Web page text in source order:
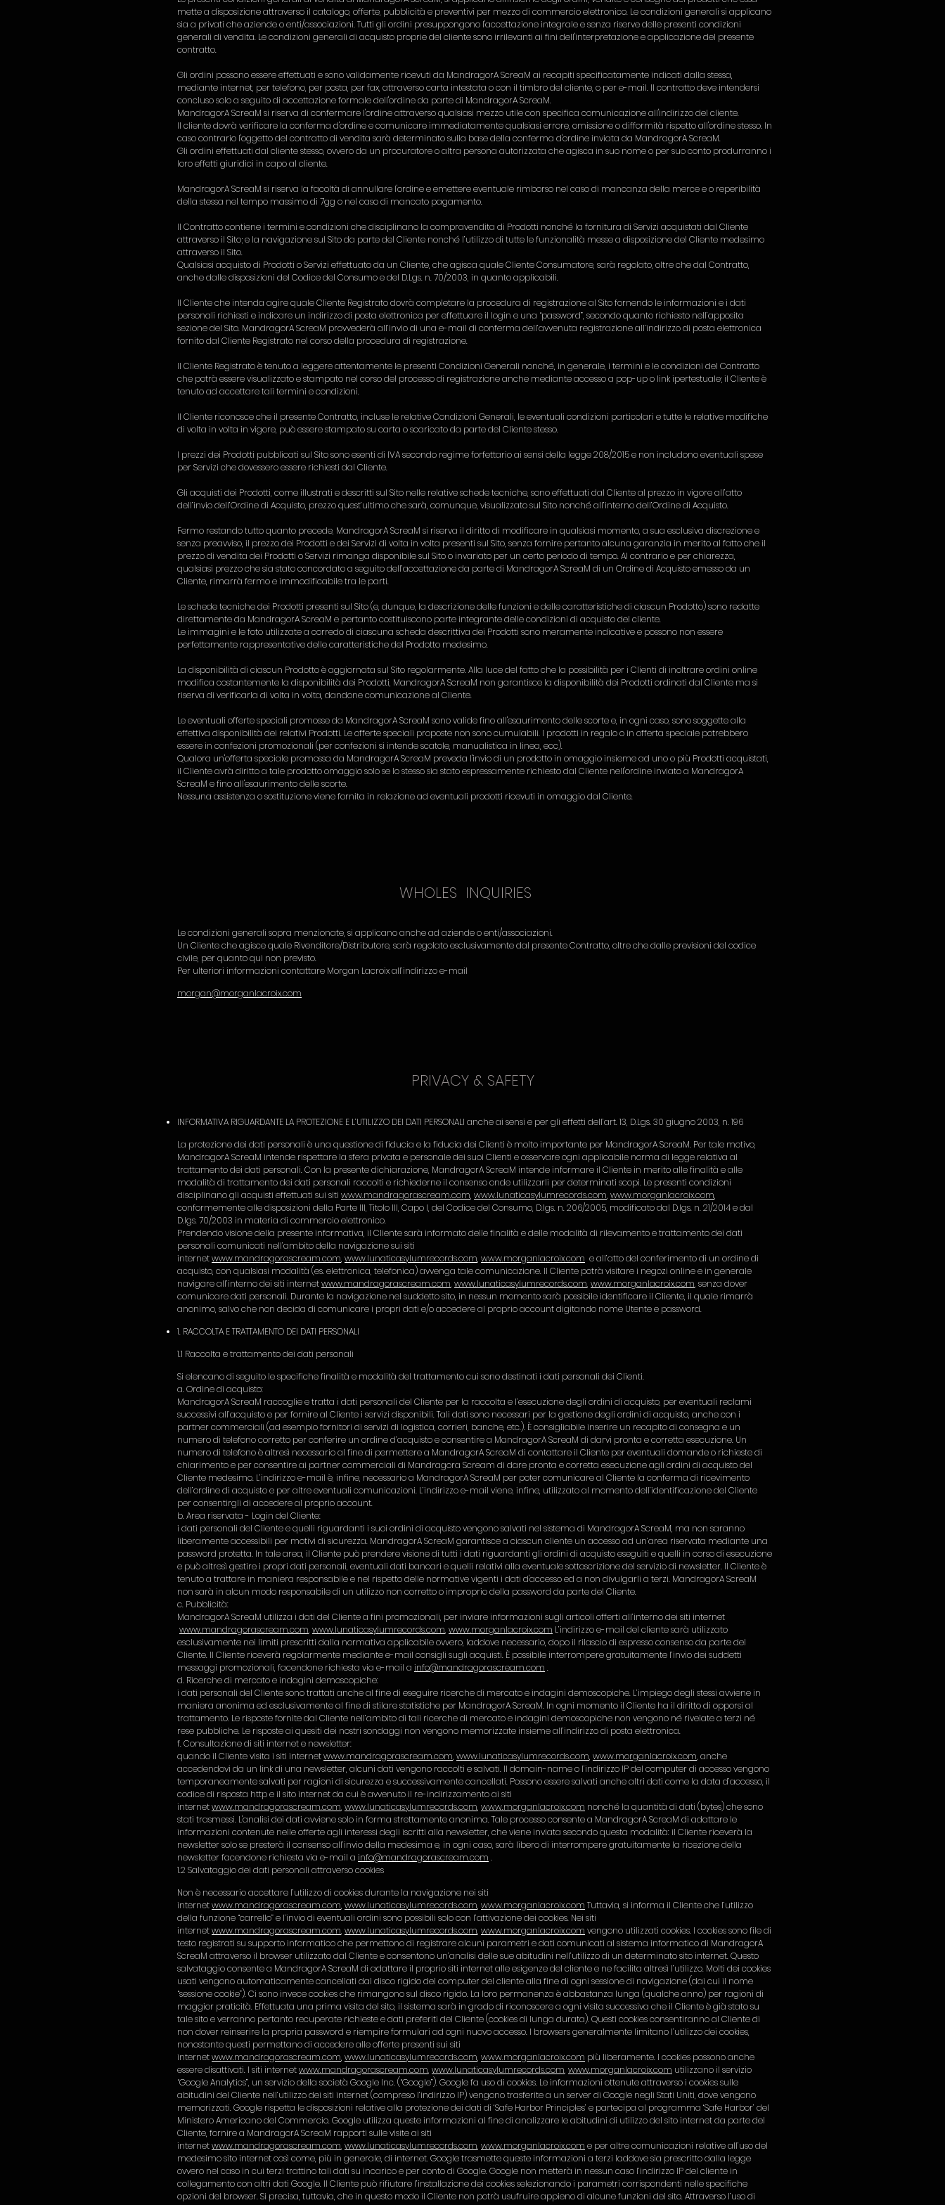
mette a disposizione attraverso il catalogo, offerte, pubblicità e preventivi per mezzo di commercio elettronico. Le condizioni generali si applicano
sia a privati che aziende o enti/associazioni. Tutti gli ordini presuppongono l'accettazione integrale e senza riserve delle presenti condizioni
generali di vendita. Le condizioni generali di acquisto proprie del cliente sono irrilevanti ai fini dell'interpretazione e applicazione del presente
contratto.
Gli ordini possono essere effettuati e sono validamente ricevuti da MandragorA ScreaM ai recapiti specificatamente indicati dalla stessa,
mediante internet, per telefono, per posta, per fax, attraverso carta intestata o con il timbro del cliente, o per e-mail. Il contratto deve intendersi
concluso solo a seguito di accettazione formale dell'ordine da parte di MandragorA ScreaM.
MandragorA ScreaM si riserva di confermare l'ordine attraverso qualsiasi mezzo utile con specifica comunicazione all'indirizzo del cliente.
Il cliente dovrà verificare la conferma d'ordine e comunicare immediatamente qualsiasi errore, omissione o difformità rispetto all'ordine stesso. In
caso contrario l'oggetto del contratto di vendita sarà determinato sulla base della conferma d'ordine inviata da MandragorA ScreaM.
Gli ordini effettuati dal cliente stesso, ovvero da un procuratore o altra persona autorizzata che agisca in suo nome o per suo conto produrranno i
loro effetti giuridici in capo al cliente.
MandragorA ScreaM si riserva la facoltà di annullare l'ordine e emettere eventuale rimborso nel caso di mancanza della merce e o reperibilità
della stessa nel tempo massimo di 7gg o nel caso di mancato pagamento.
Il Contratto contiene i termini e condizioni che disciplinano la compravendita di Prodotti nonché la fornitura di Servizi acquistati dal Cliente
attraverso il Sito; e la navigazione sul Sito da parte del Cliente nonché l’utilizzo di tutte le funzionalità messe a disposizione del Cliente medesimo
attraverso il Sito.
Qualsiasi acquisto di Prodotti o Servizi effettuato da un Cliente, che agisca quale Cliente Consumatore, sarà regolato, oltre che dal Contratto,
anche dalle disposizioni del Codice del Consumo e del D.Lgs. n. 70/2003, in quanto applicabili.
Il Cliente che intenda agire quale Cliente Registrato dovrà completare la procedura di registrazione al Sito fornendo le informazioni e i dati
personali richiesti e indicare un indirizzo di posta elettronica per effettuare il login e una “password”, secondo quanto richiesto nell’apposita
sezione del Sito. MandragorA ScreaM provvederà all’invio di una e-mail di conferma dell’avvenuta registrazione all’indirizzo di posta elettronica
fornito dal Cliente Registrato nel corso della procedura di registrazione.
Il Cliente Registrato è tenuto a leggere attentamente le presenti Condizioni Generali nonché, in generale, i termini e le condizioni del Contratto
che potrà essere visualizzato e stampato nel corso del processo di registrazione anche mediante accesso a pop-up o link ipertestuale; il Cliente è
tenuto ad accettare tali termini e condizioni.
Il Cliente riconosce che il presente Contratto, incluse le relative Condizioni Generali, le eventuali condizioni particolari e tutte le relative modifiche
di volta in volta in vigore, può essere stampato su carta o scaricato da parte del Cliente stesso.
I prezzi dei Prodotti pubblicati sul Sito sono esenti di IVA secondo regime forfettario ai sensi della legge 208/2015 e non includono eventuali spese
per Servizi che dovessero essere richiesti dal Cliente.
Gli acquisti dei Prodotti, come illustrati e descritti sul Sito nelle relative schede tecniche, sono effettuati dal Cliente al prezzo in vigore all’atto
dell’invio dell’Ordine di Acquisto, prezzo quest’ultimo che sarà, comunque, visualizzato sul Sito nonché all’interno dell’Ordine di Acquisto.
Fermo restando tutto quanto precede, MandragorA ScreaM si riserva il diritto di modificare in qualsiasi momento, a sua esclusiva discrezione e
senza preavviso, il prezzo dei Prodotti e dei Servizi di volta in volta presenti sul Sito, senza fornire pertanto alcuna garanzia in merito al fatto che il
prezzo di vendita dei Prodotti o Servizi rimanga disponibile sul Sito o invariato per un certo periodo di tempo. Al contrario e per chiarezza,
qualsiasi prezzo che sia stato concordato a seguito dell’accettazione da parte di MandragorA ScreaM di un Ordine di Acquisto emesso da un
Cliente, rimarrà fermo e immodificabile tra le parti.
Le schede tecniche dei Prodotti presenti sul Sito (e, dunque, la descrizione delle funzioni e delle caratteristiche di ciascun Prodotto) sono redatte
direttamente da MandragorA ScreaM e pertanto costituiscono parte integrante delle condizioni di acquisto del cliente.
Le immagini e le foto utilizzate a corredo di ciascuna scheda descrittiva dei Prodotti sono meramente indicative e possono non essere
perfettamente rappresentative delle caratteristiche del Prodotto medesimo.
La disponibilità di ciascun Prodotto è aggiornata sul Sito regolarmente. Alla luce del fatto che la possibilità per i Clienti di inoltrare ordini online
modifica costantemente la disponibilità dei Prodotti, MandragorA ScreaM non garantisce la disponibilità dei Prodotti ordinati dal Cliente ma si
riserva di verificarla di volta in volta, dandone comunicazione al Cliente.
Le eventuali offerte speciali promosse da MandragorA ScreaM sono valide fino all'esaurimento delle scorte e, in ogni caso, sono soggette alla
effettiva disponibilità dei relativi Prodotti. Le offerte speciali proposte non sono cumulabili. I prodotti in regalo o in offerta speciale potrebbero
essere in confezioni promozionali (per confezioni si intende scatole, manualistica in linea, ecc).
Qualora un'offerta speciale promossa da MandragorA ScreaM preveda l'invio di un prodotto in omaggio insieme ad uno o più Prodotti acquistati,
il Cliente avrà diritto a tale prodotto omaggio solo se lo stesso sia stato espressamente richiesto dal Cliente nell'ordine inviato a MandragorA
ScreaM e fino all'esaurimento delle scorte.
Nessuna assistenza o sostituzione viene fornita in relazione ad eventuali prodotti ricevuti in omaggio dal Cliente.
WHOLES INQUIRIES
Le condizioni generali sopra menzionate, si applicano anche ad aziende o enti/associazioni.
Un Cliente che agisce quale Rivenditore/Distributore, sarà regolato esclusivamente dal presente Contratto, oltre che dalle previsioni del codice
civile, per quanto qui non previsto.
Per ulteriori informazioni contattare Morgan Lacroix all’indirizzo e-mail
morgan@morganlacroix.com
​PRIVACY & SAFETY​
INFORMATIVA RIGUARDANTE LA PROTEZIONE E L’UTILIZZO DEI DATI PERSONALI anche ai sensi e per gli effetti dell’art. 13, D.Lgs. 30 giugno 2003, n. 196
La protezione dei dati personali è una questione di fiducia e la fiducia dei Clienti è molto importante per MandragorA ScreaM. Per tale motivo,
MandragorA ScreaM intende rispettare la sfera privata e personale dei suoi Clienti e osservare ogni applicabile norma di legge relativa al
trattamento dei dati personali. Con la presente dichiarazione, MandragorA ScreaM intende informare il Cliente in merito alle finalità e alle
modalità di trattamento dei dati personali raccolti e richiederne il consenso onde utilizzarli per determinati scopi. Le presenti condizioni
disciplinano gli acquisti effettuati sui siti www.mandragorascream.com, www.lunaticasylumrecords.com, www.morganlacroix.com,
conformemente alle disposizioni della Parte III, Titolo III, Capo I, del Codice del Consumo, D.lgs. n. 206/2005, modificato dal D.lgs. n. 21/2014 e dal
D.lgs. 70/2003 in materia di commercio elettronico.
Prendendo visione della presente informativa, il Cliente sarà informato delle finalità e delle modalità di rilevamento e trattamento dei dati
personali comunicati nell’ambito della navigazione sui siti
internetwww.mandragorascream.com, www.lunaticasylumrecords.com, www.morganlacroix.com e all’atto del conferimento di un ordine di
acquisto, con qualsiasi modalità (es. elettronica, telefonica) avvenga tale comunicazione. Il Cliente potrà visitare i negozi online e in generale
navigare all’interno dei siti internetwww.mandragorascream.com, www.lunaticasylumrecords.com, www.morganlacroix.com, senza dover
comunicare dati personali. Durante la navigazione nel suddetto sito, in nessun momento sarà possibile identificare il Cliente, il quale rimarrà
anonimo, salvo che non decida di comunicare i propri dati e/o accedere al proprio account digitando nome Utente e password.
1. RACCOLTA E TRATTAMENTO DEI DATI PERSONALI
1.1 Raccolta e trattamento dei dati personali
Si elencano di seguito le specifiche finalità e modalità del trattamento cui sono destinati i dati personali dei Clienti.
a. Ordine di acquisto:
MandragorA ScreaM raccoglie e tratta i dati personali del Cliente per la raccolta e l’esecuzione degli ordini di acquisto, per eventuali reclami
successivi all’acquisto e per fornire al Cliente i servizi disponibili. Tali dati sono necessari per la gestione degli ordini di acquisto, anche con i
partner commerciali (ad esempio fornitori di servizi di logistica, corrieri, banche, etc.). È consigliabile inserire un recapito di consegna e un
numero di telefono corretto per conferire un ordine d’acquisto e consentire a MandragorA ScreaM di darvi pronta e corretta esecuzione. Un
numero di telefono è altresì necessario al fine di permettere a MandragorA ScreaM di contattare il Cliente per eventuali domande o richieste di
chiarimento e per consentire ai partner commerciali di Mandragora Scream di dare pronta e corretta esecuzione agli ordini di acquisto del
Cliente medesimo. L’indirizzo e-mail è, infine, necessario a MandragorA ScreaM per poter comunicare al Cliente la conferma di ricevimento
dell’ordine di acquisto e per altre eventuali comunicazioni. L’indirizzo e-mail viene, infine, utilizzato al momento dell’identificazione del Cliente
per consentirgli di accedere al proprio account.
b. Area riservata - Login del Cliente:
i dati personali del Cliente e quelli riguardanti i suoi ordini di acquisto vengono salvati nel sistema di MandragorA ScreaM, ma non saranno
liberamente accessibili per motivi di sicurezza. MandragorA ScreaM garantisce a ciascun cliente un accesso ad un’area riservata mediante una
password protetta. In tale area, il Cliente può prendere visione di tutti i dati riguardanti gli ordini di acquisto eseguiti e quelli in corso di esecuzione
e può altresì gestire i propri dati personali, eventuali dati bancari e quelli relativi alla eventuale sottoscrizione del servizio di newsletter. Il Cliente è
tenuto a trattare in maniera responsabile e nel rispetto delle normative vigenti i dati d'accesso ed a non divulgarli a terzi. MandragorA ScreaM
non sarà in alcun modo responsabile di un utilizzo non corretto o improprio della password da parte del Cliente.
c. Pubblicità:
MandragorA ScreaM utilizza i dati del Cliente a fini promozionali, per inviare informazioni sugli articoli offerti all’interno dei siti internet
www.mandragorascream.com, www.lunaticasylumrecords.com, www.morganlacroix.com L’indirizzo e-mail del cliente sarà utilizzato
esclusivamente nei limiti prescritti dalla normativa applicabile ovvero, laddove necessario, dopo il rilascio di espresso consenso da parte del
Cliente. Il Cliente riceverà regolarmente mediante e-mail consigli sugli acquisti. È possibile interrompere gratuitamente l’invio dei suddetti
messaggi promozionali, facendone richiesta via e-mail a info@mandragorascream.com .
d. Ricerche di mercato e indagini demoscopiche:
i dati personali del Cliente sono trattati anche al fine di eseguire ricerche di mercato e indagini demoscopiche. L’impiego degli stessi avviene in
maniera anonima ed esclusivamente al fine di stilare statistiche per MandragorA ScreaM. In ogni momento il Cliente ha il diritto di opporsi al
trattamento. Le risposte fornite dal Cliente nell’ambito di tali ricerche di mercato e indagini demoscopiche non vengono né rivelate a terzi né
rese pubbliche. Le risposte ai quesiti dei nostri sondaggi non vengono memorizzate insieme all’indirizzo di posta elettronica.
f. Consultazione di siti internet e newsletter:
quando il Cliente visita i siti internetwww.mandragorascream.com, www.lunaticasylumrecords.com, www.morganlacroix.com, anche
accedendovi da un link di una newsletter, alcuni dati vengono raccolti e salvati. Il domain-name o l’indirizzo IP del computer di accesso vengono
temporaneamente salvati per ragioni di sicurezza e successivamente cancellati. Possono essere salvati anche altri dati come la data d’accesso, il
codice di risposta http e il sito internet da cui è avvenuto il re-indirizzamento ai siti
internetwww.mandragorascream.com, www.lunaticasylumrecords.com, www.morganlacroix.com nonché la quantità di dati (bytes) che sono
stati trasmessi. L'analisi dei dati avviene solo in forma strettamente anonima. Tale processo consente a MandragorA ScreaM di adattare le
informazioni contenute nelle offerte agli interessi degli iscritti alla newsletter, che viene inviata secondo questa modalità: il Cliente riceverà la
newsletter solo se presterà il consenso all’invio della medesima e, in ogni caso, sarà libero di interrompere gratuitamente la ricezione della
newsletter facendone richiesta via e-mail a info@mandragorascream.com .
1.2 Salvataggio dei dati personali attraverso cookies
Non è necessario accettare l’utilizzo di cookies durante la navigazione nei siti
internetwww.mandragorascream.com, www.lunaticasylumrecords.com, www.morganlacroix.com Tuttavia, si informa il Cliente che l’utilizzo
della funzione “carrello” e l’invio di eventuali ordini sono possibili solo con l’attivazione dei cookies. Nei siti
internetwww.mandragorascream.com, www.lunaticasylumrecords.com, www.morganlacroix.com vengono utilizzati cookies. I cookies sono file di
testo registrati su supporto informatico che permettono di registrare alcuni parametri e dati comunicati al sistema informatico di MandragorA
ScreaM attraverso il browser utilizzato dal Cliente e consentono un’analisi delle sue abitudini nell’utilizzo di un determinato sito internet. Questo
salvataggio consente a MandragorA ScreaM di adattare il proprio siti internet alle esigenze del cliente e ne facilita altresì l’utilizzo. Molti dei cookies
usati vengono automaticamente cancellati dal disco rigido del computer del cliente alla fine di ogni sessione di navigazione (dai cui il nome
“sessione cookie”). Ci sono invece cookies che rimangono sul disco rigido. La loro permanenza è abbastanza lunga (qualche anno) per ragioni di
maggior praticità. Effettuata una prima visita del sito, il sistema sarà in grado di riconoscere a ogni visita successiva che il Cliente è già stato su
tale sito e verranno pertanto recuperate richieste e dati preferiti del Cliente (cookies di lunga durata). Questi cookies consentiranno al Cliente di
non dover reinserire la propria password e riempire formulari ad ogni nuovo accesso. I browsers generalmente limitano l’utilizzo dei cookies,
nonostante questi permettano di accedere alle offerte presenti sui siti
internetwww.mandragorascream.com, www.lunaticasylumrecords.com, www.morganlacroix.com più liberamente. I cookies possono anche
essere disattivati. I siti internetwww.mandragorascream.com, www.lunaticasylumrecords.com, www.morganlacroix.com utilizzano il servizio
“Google Analytics”, un servizio della società Google Inc. (“Google”). Google fa uso di cookies. Le informazioni ottenute attraverso i cookies sulle
abitudini del Cliente nell’utilizzo dei siti internet (compreso l’indirizzo IP) vengono trasferite a un server di Google negli Stati Uniti, dove vengono
memorizzati. Google rispetta le disposizioni relative alla protezione dei dati di ‘Safe Harbor Principles’ e partecipa al programma ‘Safe Harbor’ del
Ministero Americano del Commercio. Google utilizza queste informazioni al fine di analizzare le abitudini di utilizzo del sito internet da parte del
Cliente, fornire a MandragorA ScreaM rapporti sulle visite ai siti
internetwww.mandragorascream.com, www.lunaticasylumrecords.com, www.morganlacroix.com e per altre comunicazioni relative all’uso del
medesimo sito internet così come, più in generale, di internet. Google trasmette queste informazioni a terzi laddove sia prescritto dalla legge
ovvero nel caso in cui terzi trattino tali dati su incarico e per conto di Google. Google non metterà in nessun caso l’indirizzo IP del cliente in
collegamento con altri dati Google. Il Cliente può rifiutare l’installazione dei cookies selezionando i parametri corrispondenti nelle specifiche
opzioni del browser. Si precisa, tuttavia, che in questo modo il Cliente non potrà usufruire appieno di alcune funzioni del sito. Attraverso l’uso di